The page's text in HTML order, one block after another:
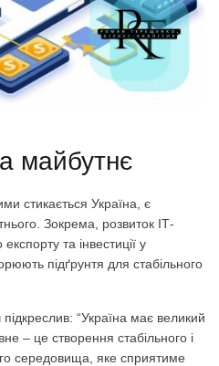
майбутнє
стикається Україна, є
Зокрема, розвиток ІТ-
та інвестиції у
підґрунтя для стабільного
“Україна має великий
– це створення стабільного і
середовища, яке сприятиме